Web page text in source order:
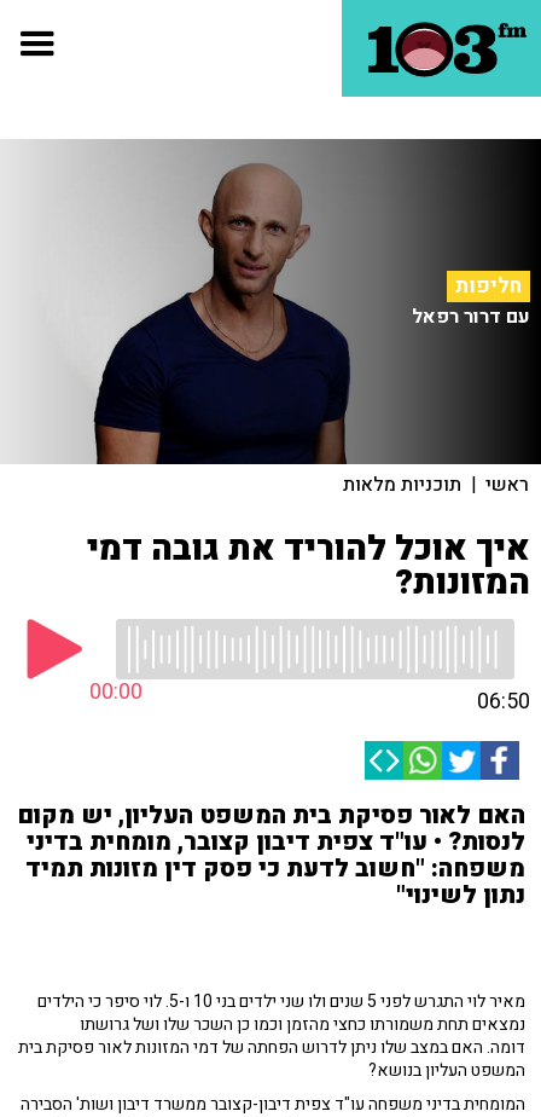
חליפות
עם דרור רפאל
ראשי | תוכניות מלאות
איך אוכל להוריד את גובה דמי
המזונות?
00:00 06:50
האם לאור פסיקת בית המשפט העליון, יש מקום
לנסות? • עו"ד צפית דיבון קצובר, מומחית בדיני
משפחה: "חשוב לדעת כי פסק דין מזונות תמיד
נתון לשינוי"
מאיר לוי התגרש לפני 5 שנים ולו שני ילדים בני 10 ו-5. לוי סיפר כי הילדים
נמצאים תחת משמורתו כחצי מהזמן וכמו כן השכר שלו ושל גרושתו
דומה. האם במצב שלו ניתן לדרוש הפחתה של דמי המזונות לאור פסיקת בית
המשפט העליון בנושא?
המומחית בדיני משפחה עו"ד צפית דיבון-קצובר ממשרד דיבון ושות' הסבירה